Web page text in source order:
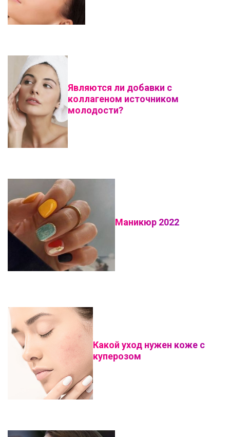
Являются ли добавки с
коллагеном источником
молодости?
Маникюр 2022
Какой уход нужен коже с
куперозом